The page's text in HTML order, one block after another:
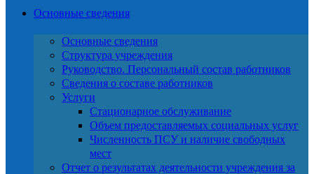
Основные сведения
Основные сведения
Структура учреждения
Руководство. Персональный состав работников
Сведения о составе работников
Услуги
Стационарное обслуживание
Объем предоставляемых социальных услуг
Численность ПСУ и наличие свободных
мест
Отчет о результатах деятельности учреждения за